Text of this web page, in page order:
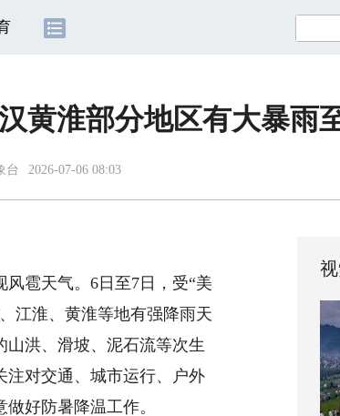
黄淮部分地区有大暴雨
台 2026-07-06 08:03
雹天气。6日至7日，受“美
江淮、黄淮等地有强降雨天
洪、滑坡、泥石流等次生
注对交通、城市运行、户外
好防暑降温工作。